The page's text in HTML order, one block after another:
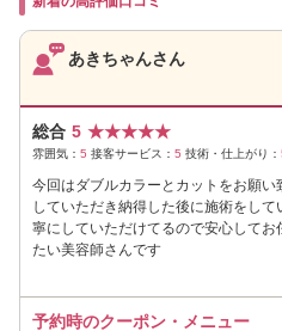
あきちゃんさん
総合 5 ★★★★★
雰囲気： 5 接客サービス： 5 技術・仕上がり：
今回はダブルカラーとカットをお願
していただき納得した後に施術をし
寧にしていただけてるので安心して
たい美容師さんです
予約時のクーポン・メニュー